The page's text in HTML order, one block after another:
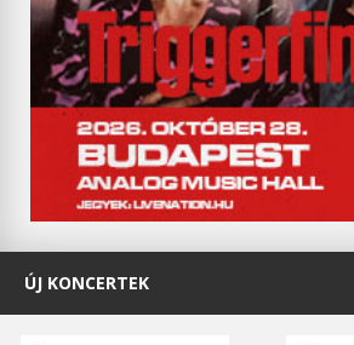
ÚJ KONCERTEK